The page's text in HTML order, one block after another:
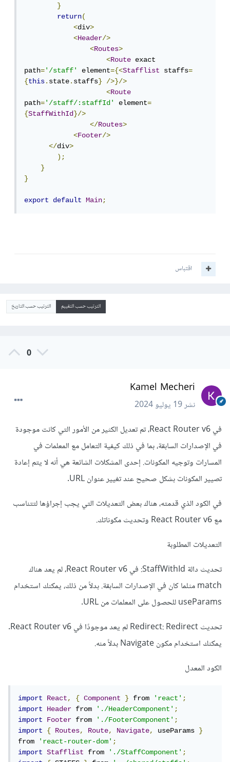
}
return(
<div>
<Header/>
<Routes>
<Route exact
path='/staff' element={<Stafflist staffs=
{this.state.staffs}
/>}/>
<Route
path='/staff/:staffId' element=
{StaffWithId}/>
</Routes>
<Footer/>
</div>
);
}
}
export default Main;
اقتباس
الترتيب حسب التقييم الترتيب حسب التاريخ
0
Kamel Mecheri
نشر19 يوليو 2024
في React Router v6، تم تعديل الكثير من الأمور التي كانت موجودة
في الإصدارات السابقة، بما في ذلك كيفية التعامل مع المعلمات في
المسارات وتوجيه المكونات. إحدى المشكلات الشائعة هي أنه لا يتم إعادة
تصيير المكونات بشكل صحيح عند تغيير عنوان URL.
في الكود الذي قدمته، هناك بعض التعديلات التي يجب إجراؤها لتتناسب
مع React Router v6 وتحديث مكوناتك.
التعديلات المطلوبة
تحديث دالة StaffWithId: في React Router v6، لم يعد هناك
match مثلما كان في الإصدارات السابقة. بدلاً من ذلك، يمكنك استخدام
useParams للحصول على المعلمات من URL.
تحديث Redirect: Redirect لم يعد موجودًا في React Router v6.
يمكنك استخدام مكون Navigate بدلاً منه.
الكود المعدل
import React, { Component } from 'react';
import
Header from './HeaderComponent';
import
Footer from './FooterComponent';
import
{ Routes, Route, Navigate, useParams }
from 'react-router-dom';
import
Stafflist from './StaffComponent';